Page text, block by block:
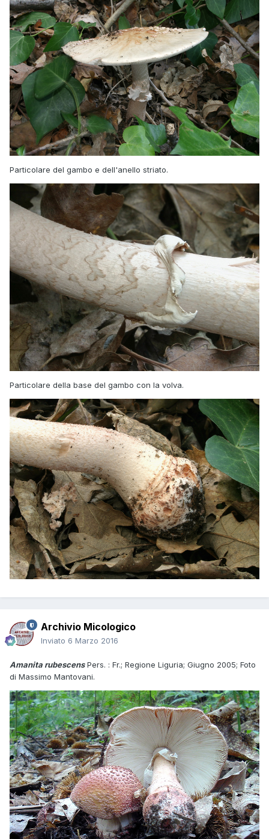
Particolare del gambo e dell'anello striato.
Particolare della base del gambo con la volva.
Archivio Micologico
Inviato 6 Marzo 2016
Amanita rubescensPers. : Fr.; Regione Liguria; Giugno 2005; Foto
di Massimo Mantovani.